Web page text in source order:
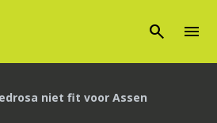
search menu
niet fit voor Assen